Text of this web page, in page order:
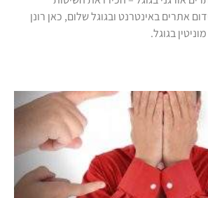
אתרים באינטרנט ובגוגל שלום, כאן רונן
בגוגל.